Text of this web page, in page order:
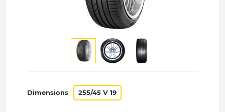
Dimensions 255/45 V 19